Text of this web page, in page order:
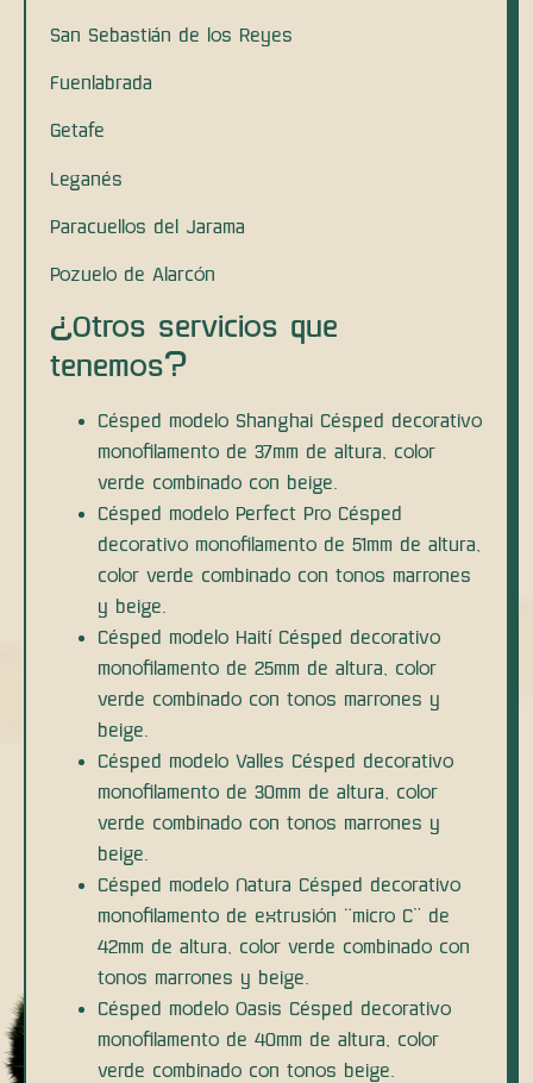
San Sebastián de los Reyes
Fuenlabrada
Getafe
Leganés
Paracuellos del Jarama
Pozuelo de Alarcón
¿Otros servicios que
tenemos?
Césped modelo Shanghai Césped decorativo
monofilamento de 37mm de altura, color
verde combinado con beige.
Césped modelo Perfect Pro Césped
decorativo monofilamento de 51mm de altura,
color verde combinado con tonos marrones
y beige.
Césped modelo Haití Césped decorativo
monofilamento de 25mm de altura, color
verde combinado con tonos marrones y
beige.
Césped modelo Valles Césped decorativo
monofilamento de 30mm de altura, color
verde combinado con tonos marrones y
beige.
Césped modelo Natura Césped decorativo
monofilamento de extrusión “micro C” de
42mm de altura, color verde combinado con
tonos marrones y beige.
Césped modelo Oasis Césped decorativo
monofilamento de 40mm de altura, color
verde combinado con tonos beige.